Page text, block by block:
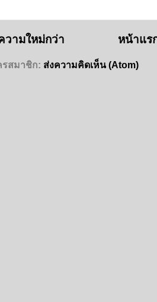
วามใหม่กว่า หน้าแร
สมาชิก: ส่งความคิดเห็น (Atom)